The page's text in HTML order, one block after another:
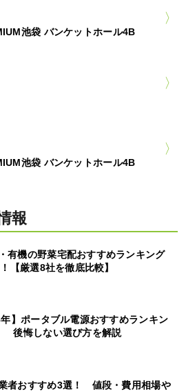
池袋 バンケットホール4B
池袋 バンケットホール4B
報
有機の野菜宅配おすすめランキング
【厳選8社を徹底比較】
年】ポータブル電源おすすめランキン
後悔しない選び方を解説
者おすすめ3選！ 値段・費用相場や